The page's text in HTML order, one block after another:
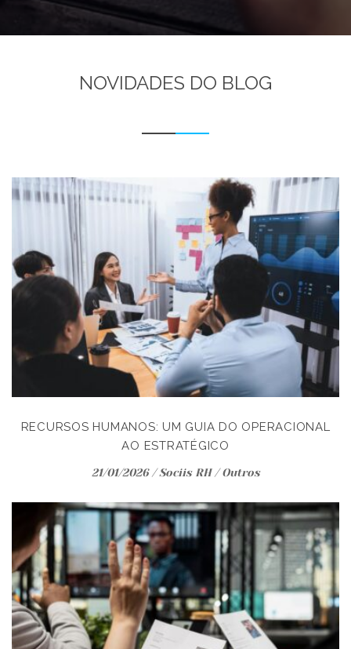
NOVIDADES DO BLOG
RECURSOS HUMANOS: UM GUIA DO OPERACIONAL
AO ESTRATÉGICO
21/01/2026/Sociis RH/Outros